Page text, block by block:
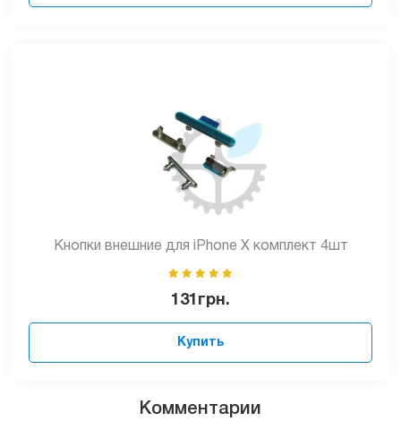
Кнопки внешние для iPhone X комплект 4шт
131 грн.
Купить
Комментарии